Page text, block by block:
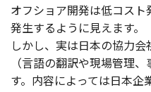
オフショア開発は低コス
発生するように見えます。
しかし、実は日本の協力
（言語の翻訳や現場管理
す。内容によっては日本